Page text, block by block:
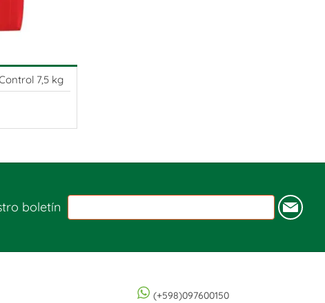
7,5 kg
boletín
(+598)097600150